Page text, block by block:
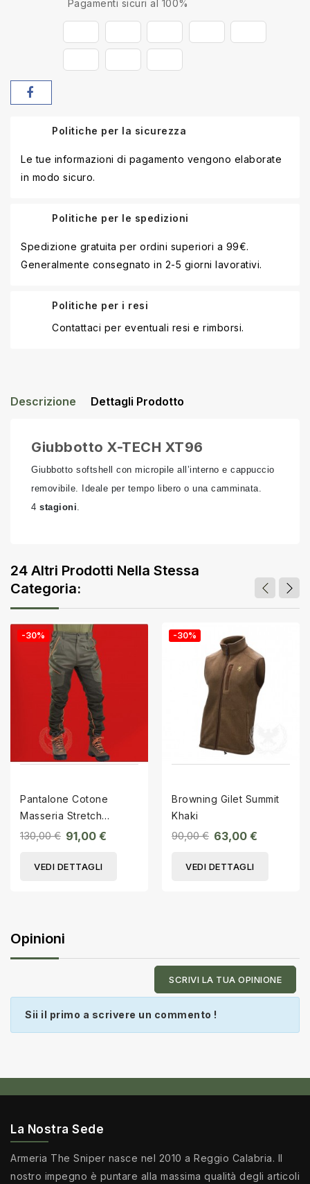
Pagamenti sicuri al 100%
Politiche per la sicurezza
Le tue informazioni di pagamento vengono elaborate
in modo sicuro.
Politiche per le spedizioni
Spedizione gratuita per ordini superiori a 99€.
Generalmente consegnato in 2-5 giorni lavorativi.
Politiche per i resi
Contattaci per eventuali resi e rimborsi.
Descrizione Dettagli Prodotto
Giubbotto X-TECH XT96
Giubbotto softshell con micropile all’interno e cappuccio
removibile. Ideale per tempo libero o una camminata.
4 stagioni
24 Altri Prodotti Nella Stessa
Categoria:
-30%
Pantalone Cotone
Masseria Stretch
Arancio Fluo
130,00 € 91,00 €
VEDI DETTAGLI
-30%
Browning Gilet Summit
Khaki
90,00 € 63,00 €
VEDI DETTAGLI
Opinioni
SCRIVI LA TUA OPINIONE
Sii il primo a scrivere un commento !
La Nostra Sede
Armeria The Sniper nasce nel 2010 a Reggio Calabria. Il
nostro impegno è puntare alla massima qualità degli articoli